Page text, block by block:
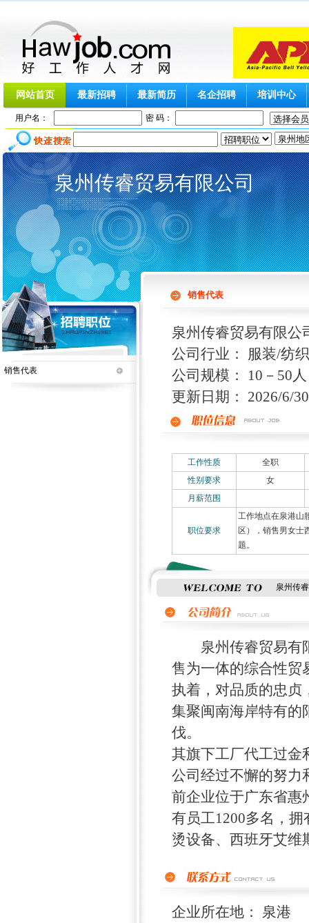
网站首页 最新招聘 最新简历 名企招聘 培训中心
用户名： 密 码：
泉州传睿贸易有限公司
销售代表
销售代表
泉州传睿贸易有限公
公司行业： 服装/纺
公司规模： 10－50人
更新日期： 2026/6/
工作性质
全职
性别要求
女
月薪范围
职位要求
工作地点在泉港山
区），销售男女士
题。
泉州传
泉州传睿贸易有限
售为一体的综合性贸
执着，对品质的忠贞
集聚闽南海岸特有的
伐。
其旗下工厂代工过金
公司经过不懈的努力
前企业位于广东省惠
有员工1200多名，
烫设备、西班牙艾维
企业所在地： 泉港